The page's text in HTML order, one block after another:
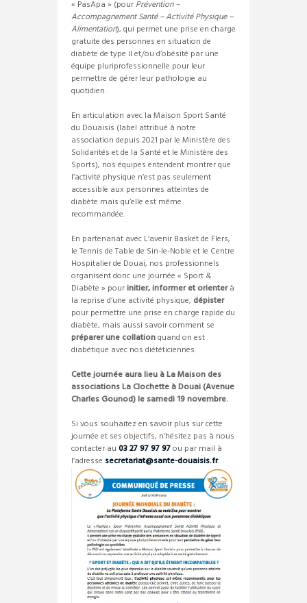
« PasApa » (pour Prévention –
Accompagnement Santé – Activité Physique –
Alimentation), qui permet une prise en charge
gratuite des personnes en situation de
diabète de type II et/ou d’obésité par une
équipe pluriprofessionnelle pour leur
permettre de gérer leur pathologie au
quotidien.
En articulation avec la Maison Sport Santé
du Douaisis (label attribué à notre
association depuis 2021 par le Ministère des
Solidarités et de la Santé et le Ministère des
Sports), nos équipes entendent montrer que
l’activité physique n’est pas seulement
accessible aux personnes atteintes de
diabète mais qu’elle est même
recommandée.
En partenariat avec L’avenir Basket de Flers,
le Tennis de Table de Sin-le-Noble et le Centre
Hospitalier de Douai, nos professionnels
organisent donc une journée « Sport &
Diabète » pourinitier, informer et orienterà
la reprise d’une activité physique, dépister
pour permettre une prise en charge rapide du
diabète, mais aussi savoir comment se
préparer une collationquand on est
diabétique avec nos diététiciennes.
Cette journée aura lieu à La Maison des
associations La Clochette à Douai (Avenue
Charles Gounod) le samedi 19 novembre.
Si vous souhaitez en savoir plus sur cette
journée et ses objectifs, n’hésitez pas à nous
contacter au 03 27 97 97 97ou par mail à
l’adresse secretariat@sante-douaisis.fr.